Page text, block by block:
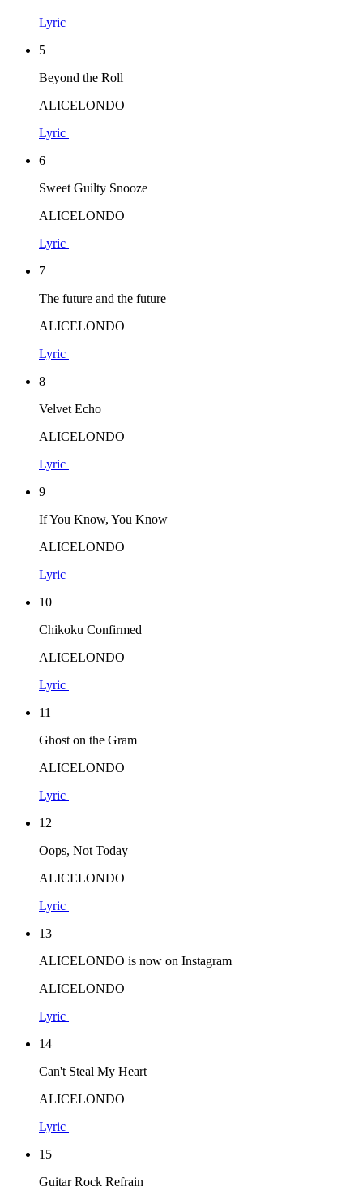
Lyric
5
Beyond the Roll
ALICELONDO
Lyric
6
Sweet Guilty Snooze
ALICELONDO
Lyric
7
The future and the future
ALICELONDO
Lyric
8
Velvet Echo
ALICELONDO
Lyric
9
If You Know, You Know
ALICELONDO
Lyric
10
Chikoku Confirmed
ALICELONDO
Lyric
11
Ghost on the Gram
ALICELONDO
Lyric
12
Oops, Not Today
ALICELONDO
Lyric
13
ALICELONDO is now on Instagram
ALICELONDO
Lyric
14
Can't Steal My Heart
ALICELONDO
Lyric
15
Guitar Rock Refrain